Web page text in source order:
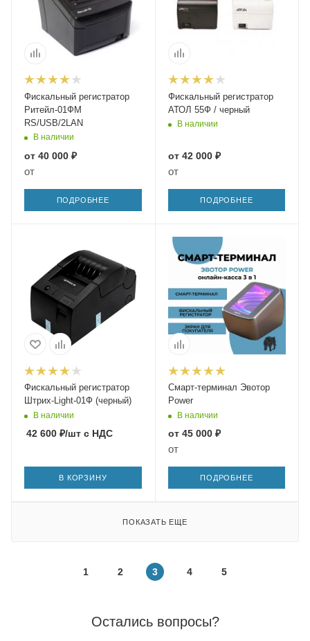
Фискальный регистратор
Ритейл-01ФМ
RS/USB/2LAN
В наличии
от 40 000 ₽
от
ПОДРОБНЕЕ
Фискальный регистратор
АТОЛ 55Ф / черный
В наличии
от 42 000 ₽
от
ПОДРОБНЕЕ
Фискальный регистратор
Штрих-Light-01Ф (черный)
В наличии
42 600 ₽/шт с НДС
В КОРЗИНУ
Смарт-терминал Эвотор
Power
В наличии
от 45 000 ₽
от
ПОДРОБНЕЕ
ПОКАЗАТЬ ЕЩЕ
1 2 3 4 5
Остались вопросы?